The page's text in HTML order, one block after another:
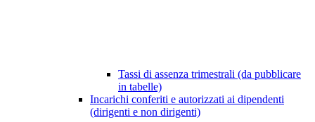
Tassi di assenza trimestrali (da pubblicare
in tabelle)
Incarichi conferiti e autorizzati ai dipendenti
(dirigenti e non dirigenti)